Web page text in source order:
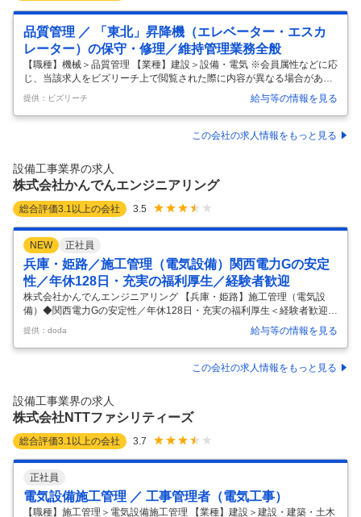
品質管理 ／ 「東北」昇降機（エレベーター・エスカ
レーター）の保守・修理／維持管理業務全般
【職種】機械＞品質管理 【業種】建設＞設備・電気 ※会員属性などに応
じ、当該求人をビズリーチ上で閲覧された際に内容が異なる場合があり
ます ■当社について ・プライム上場・三菱電機（株）のグループ企業と
して、数々のビルを管理している会社。 ・昇降機（エレベーター・エス
カレーター）や空調・冷熱機器、セキュリティーシステムや管理システ
ムなど、ビル全体を快適にする「トータルサービス」を提供している会
ビスの契約件数は約2万件を数えるに至り、名実ともにリーディングカ
ンパニ…
提供：ビズリーチ 給与等の情報を見る
この会社の求人情報をもっと見る
設備工事業界の求人
株式会社かんでんエンジニアリング
総合評価3.1 以上の会社 3.5
NEW 正社員
兵庫・姫路／施工管理（電気設備）関西電力Gの安定
性／年休128日・充実の福利厚生／経験者歓迎
株式会社かんでんエンジニアリング 【兵庫・姫路】施工管理（電気設
備）◆関西電力Gの安定性／年休128日・充実の福利厚生＜経験者歓迎＞
【仕事内容】 【兵庫・姫路】施工管理（電気設備）◆関西電力Gの安定
性／年休128日・充実の福利厚生＜経験者歓迎＞ 【具体的な仕事内容】
～男性の育児休暇取得実績多数／電力インフラを支える／資格取得支援
充実で専門性を高められる環境～ ■本ポジション・会社の魅力 ・関西電
いも大きい環境 ・これまでの経験を活かしながら、より専門性・市場価
…
提供：doda 給与等の情報を見る
この会社の求人情報をもっと見る
設備工事業界の求人
株式会社NTTファシリティーズ
総合評価3.1 以上の会社 3.7
正社員
電気設備施工管理 ／ 工事管理者（電気工事）
【職種】施工管理＞電気設備施工管理 【業種】建設＞建設・建築・土木